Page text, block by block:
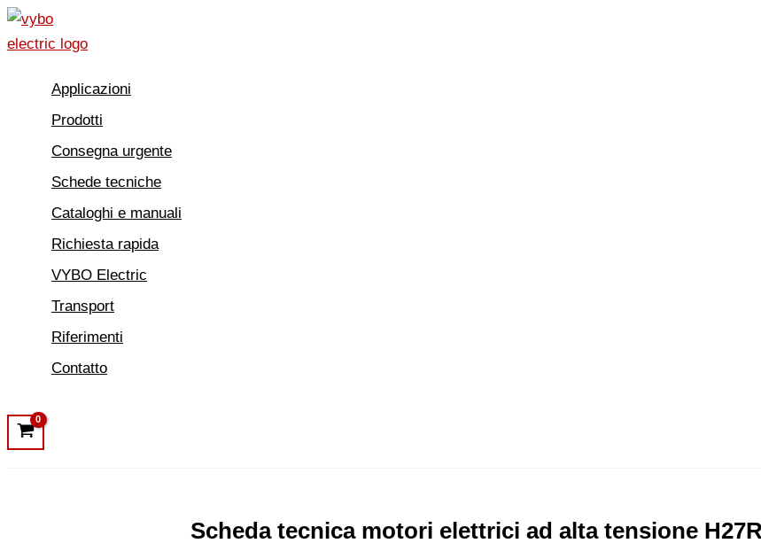
Vai
al
Applicazioni
Prodotti
Consegna urgente
Schede tecniche
Cataloghi e manuali
Richiesta rapida
VYBO Electric
Transport
Riferimenti
Contatto
Scheda tecnica motori elettrici ad alta tensione